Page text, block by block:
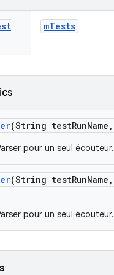
mTests
(String testRunName ,
pour un seul écouteur.
(String testRunName ,
pour un seul écouteur.